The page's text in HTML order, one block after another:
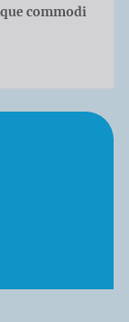
commodi